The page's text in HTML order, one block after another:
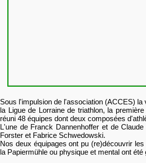
​Sous l'impulsion de l'association (ACCES) la
la Ligue de Lorraine de triathlon, la
réuni 48 équipes dont deux composées
​L'une de Franck Dannenhoffer et de
Forster et Fabrice Schwedowski.
​Nos deux équipages ont pu (re)découvrir
la Papiermühle ou physique et mental ont